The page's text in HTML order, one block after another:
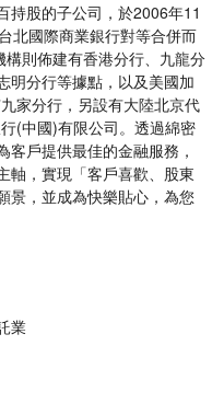
持股的子公司，於2006年11
北國際商業銀行對等合併而
則佈建有香港分行、九龍分
明分行等據點，以及美國加
家分行，另設有大陸北京代
(中國)有限公司。透過綿密
戶提供最佳的金融服務，
軸，實現「客戶喜歡、股東
景，並成為快樂貼心，為您
業